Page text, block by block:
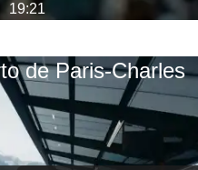
19:21
de Paris-Charles